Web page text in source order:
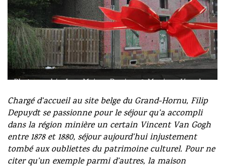
Adresse de messagerie*
Site web
Photographie: La « Maison Denis », © Monique Van den
Chargé d’accueil au site belge du Grand-Hornu, Filip
Depuydt se passionne pour le séjour qu’a accompli
dans la région minière un certain Vincent Van Gogh
entre 1878 et 1880, séjour aujourd’hui injustement
tombé aux oubliettes du patrimoine culturel. Pour ne
citer qu’un exemple parmi d’autres, la maison